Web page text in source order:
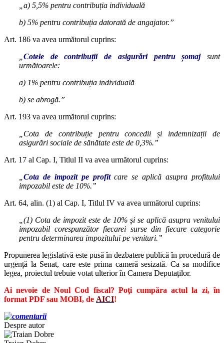
„a) 5,5% pentru contribuția individuală
b) 5% pentru contribuția datorată de angajator.”
Art. 186 va avea următorul cuprins:
Cotele de contribuții de asigurări pentru șomajsunt
următoarele:
a) 1% pentru contribuția individuală
b) se abrogă.”
Art. 193 va avea următorul cuprins:
„Cota de contribuție pentru concedii și indemnizații de
asigurări sociale de sănătate este de 0,3%.”
Art. 17 al Cap. I, Titlul II va avea următorul cuprins:
Cota de impozit pe profit care se aplică asupra profitului
impozabil este de 10%.”
Art. 64, alin. (1) al Cap. I, Titlul IV va avea următorul cuprins:
„(1) Cota de impozit este de 10% și se aplică asupra venitului
impozabil corespunzător fiecarei surse din fiecare categorie
pentru determinarea impozitului pe venituri.”
Propunerea legislativă este pusă în dezbatere publică în procedură de
urgență la Senat, care este prima cameră sesizată. Ca sa modifice
legea, proiectul trebuie votat ulterior în Camera Deputaților.
Ai nevoie de Noul Cod fiscal? Poţi cumpăra actul la zi, în
format PDF sau MOBI, de AICI!
Despre autor